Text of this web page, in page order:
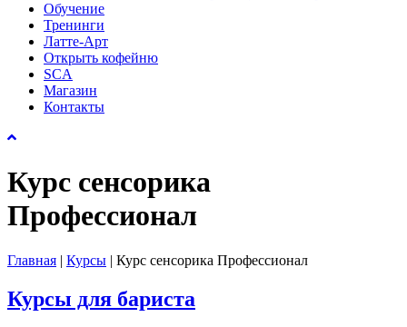
Обучение
Тренинги
Латте-Арт
Открыть кофейню
SCA
Магазин
Контакты
Курс сенсорика
Профессионал
Главная | Курсы | Курс сенсорика Профессионал
Курсы для бариста